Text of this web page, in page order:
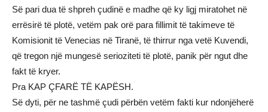
Së pari dua të shpreh çudinë e madhe që ky ligj miratohet në
errësirë të plotë, vetëm pak orë para fillimit të takimeve të
Komisionit të Venecias në Tiranë, të thirrur nga vetë Kuvendi,
që tregon një mungesë serioziteti të plotë, panik për ngut dhe
fakt të kryer.
Pra KAP ÇFARË TË KAPËSH.
Së dyti, për ne tashmë çudi përbën vetëm fakti kur ndonjëherë